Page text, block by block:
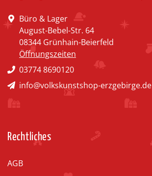
Büro & Lager
August-Bebel-Str. 64
08344 Grünhain-Beierfeld
Öffnungszeiten
03774 8690120
info@volkskunstshop-erzgebirge.de
Rechtliches
AGB